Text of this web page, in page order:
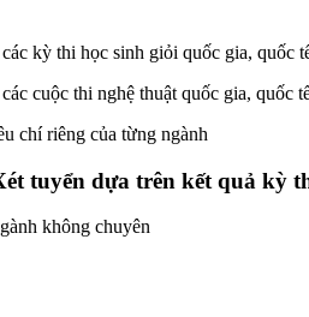
kỳ thi học sinh giỏi quốc gia, quốc
cuộc thi nghệ thuật quốc gia, quốc
chí riêng của từng ngành
tuyển dựa trên kết quả kỳ
không chuyên